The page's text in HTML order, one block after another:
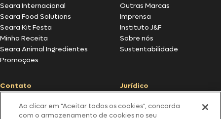
Seara Internacional
Seara Food Solutions
Seara Kit Festa
Minha Receita
Seara Animal Ingredientes
Promoções
Outras Marcas
Imprensa
Instituto J&F
Sobre nós
Sustentabilidade
Contato
SAC: +55 0800 047 2425
Jurídico
Política de privacidade
Ao clicar em "Aceitar todos os cookies", concorda
com o armazenamento de cookies no seu